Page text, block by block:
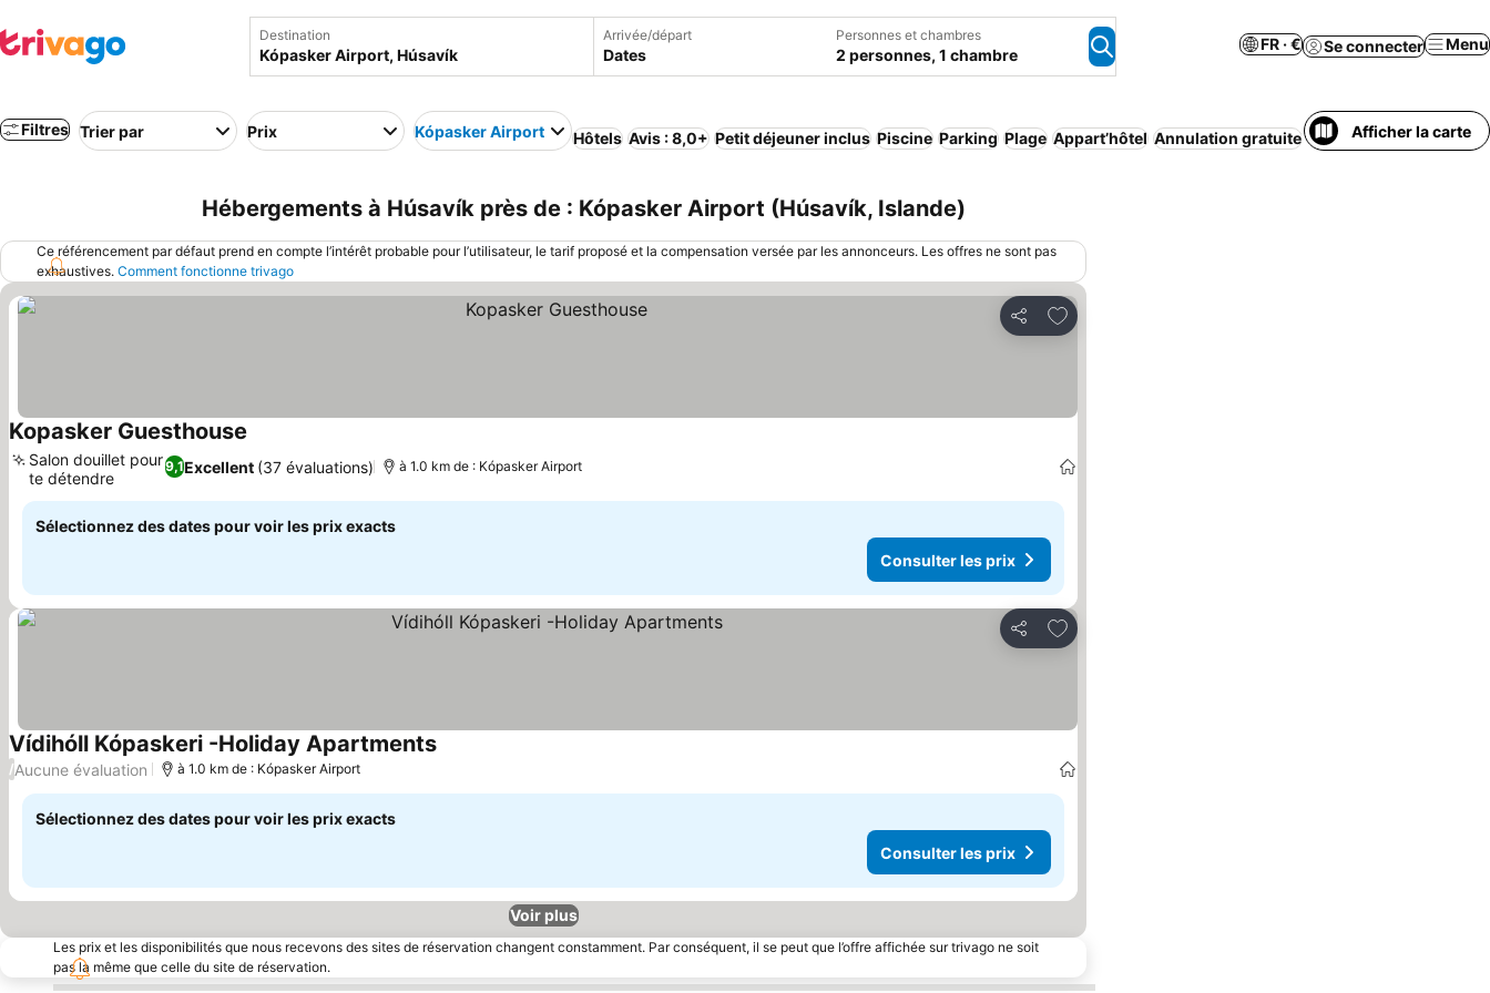
Destination Arrivée/départ
Dates
Personnes et chambres
2 personnes, 1 chambre
FR · € Se connecter Menu
Filtres Trier par Prix Kópasker Airport Hôtels Avis : 8,0+ Petit déjeuner inclus Piscine Parking Plage Appart’hôtel Annulation gratuite Afficher la carte
Hébergements à Húsavík près de : Kópasker Airport (Húsavík, Islande)
Ce référencement par défaut prend en compte l’intérêt probable pour l’utilisateur, le tarif proposé et la compensation versée par les annonceurs. Les offres ne sont pas
exhaustives. Comment fonctionne trivago
Partager
Ajouter à mes favoris
Kopasker Guesthouse
9,1Excellent (37 évaluations)
Salon douillet pour
te détendre
à 1.0 km de : Kópasker Airport
Sélectionnez des dates pour voir les prix exacts
Consulter les prix
Partager
Ajouter à mes favoris
Vídihóll Kópaskeri -Holiday Apartments
/Aucune évaluation à 1.0 km de : Kópasker Airport
Sélectionnez des dates pour voir les prix exacts
Consulter les prix
Voir plus
Les prix et les disponibilités que nous recevons des sites de réservation changent constamment. Par conséquent, il se peut que l’offre affichée sur trivago ne soit
pas la même que celle du site de réservation.